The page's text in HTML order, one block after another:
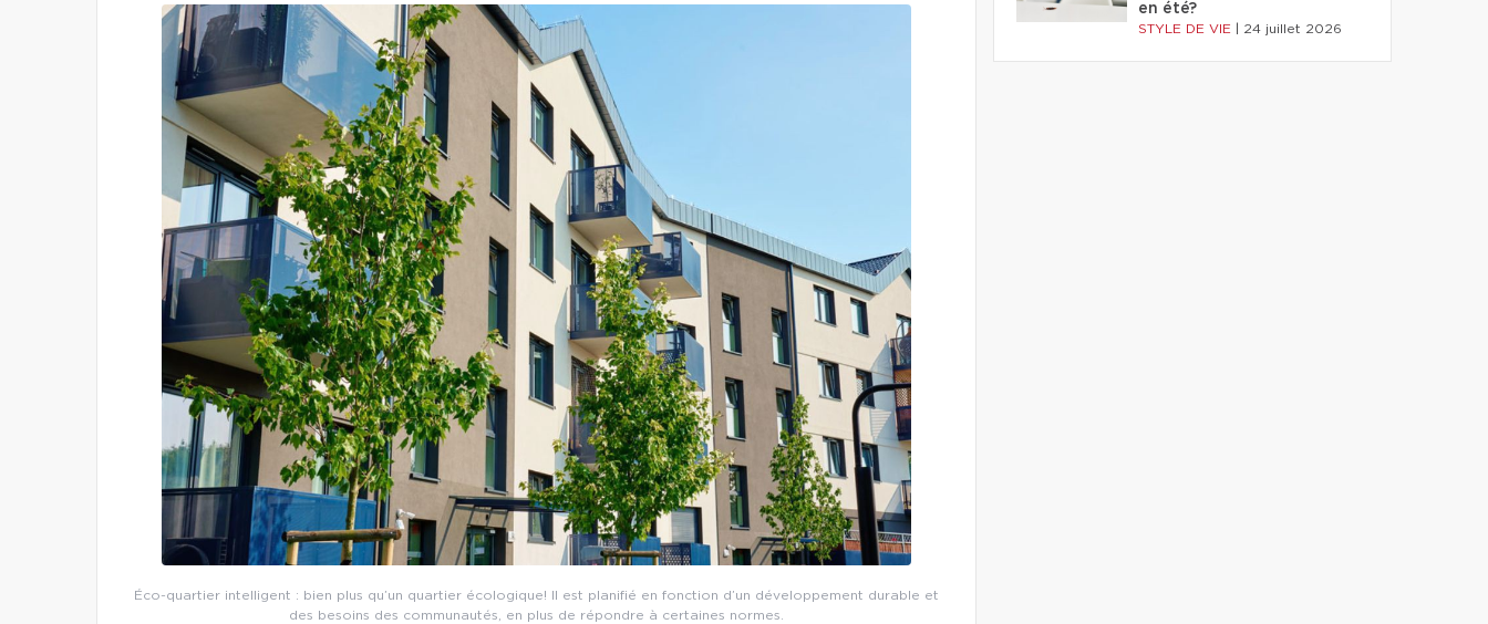
Éco-quartier intelligent : bien plus qu’un quartier écologique! Il est planifié en fonction d’un développement durable et
des besoins des communautés, en plus de répondre à certaines normes.
en été?
STYLE DE VIE 24 juillet 2026